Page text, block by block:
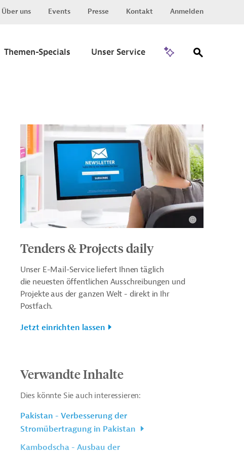
Über uns Events Presse Kontakt Anmelden
Themen-Specials Unser Service
Tenders & Projects daily
Unser E-Mail-Service liefert Ihnen täglich
die neuesten öffentlichen Ausschreibungen und
Projekte aus der ganzen Welt - direkt in Ihr
Postfach.
Jetzt einrichten lassen
Verwandte Inhalte
Dies könnte Sie auch interessieren:
Pakistan - Verbesserung der
Stromübertragung in Pakistan
Kambodscha - Ausbau der